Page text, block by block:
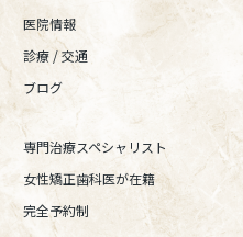
医院情報
診療 / 交通
ブログ
専門治療スペシャリスト
女性矯正歯科医が在籍
完全予約制